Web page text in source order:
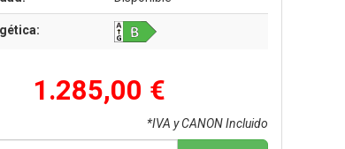
1.285,00 €
*IVA y CANON Incluido